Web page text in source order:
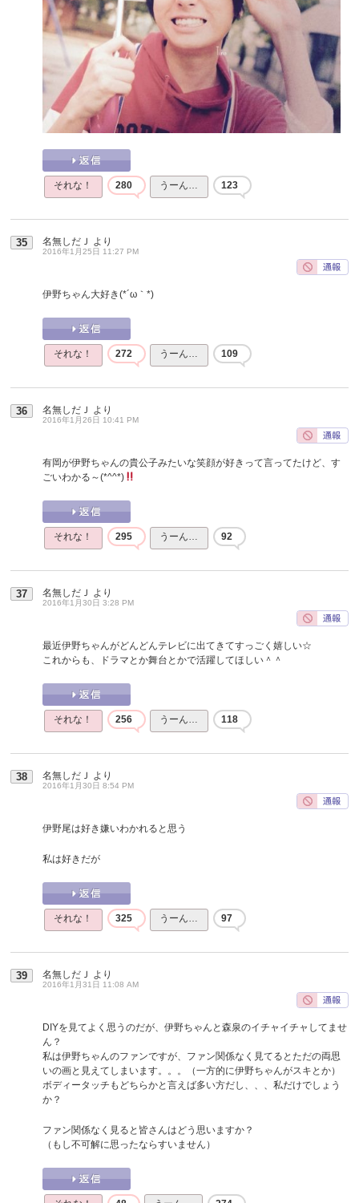
それな！ 280 うーん… 123
35 名無しだＪ より
2016年1月25日 11:27 PM
伊野ちゃん大好き(*´ω｀*)
それな！ 272 うーん… 109
36 名無しだＪ より
2016年1月26日 10:41 PM
有岡が伊野ちゃんの貴公子みたいな笑顔が好きって言ってたけど、す
ごいわかる～(*^^*)
それな！ 295 うーん… 92
37 名無しだＪ より
2016年1月30日 3:28 PM
最近伊野ちゃんがどんどんテレビに出てきてすっごく嬉しい☆
これからも、ドラマとか舞台とかで活躍してほしい＾＾
それな！ 256 うーん… 118
38 名無しだＪ より
2016年1月30日 8:54 PM
伊野尾は好き嫌いわかれると思う
私は好きだが
それな！ 325 うーん… 97
39 名無しだＪ より
2016年1月31日 11:08 AM
DIYを見てよく思うのだが、伊野ちゃんと森泉のイチャイチャしてませ
ん？
私は伊野ちゃんのファンですが、ファン関係なく見てるとただの両思
いの画と見えてしまいます。。。（一方的に伊野ちゃんがスキとか）
ボディータッチもどちらかと言えば多い方だし、、、私だけでしょう
か？
ファン関係なく見ると皆さんはどう思いますか？
（もし不可解に思ったならすいません）